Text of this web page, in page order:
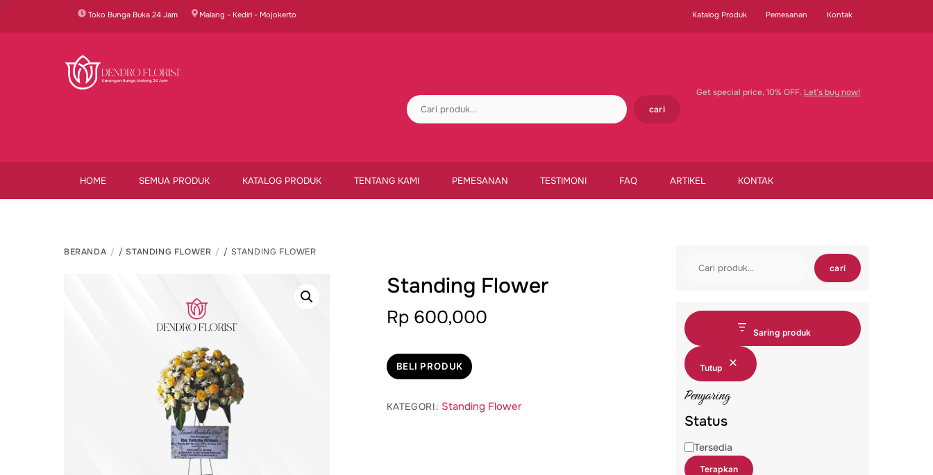
Toko Bunga Buka 24 Jam Malang - Kediri - Mojokerto Katalog Produk Pemesanan Kontak
HOME SEMUA PRODUK KATALOG PRODUK TENTANG KAMI PEMESANAN TESTIMONI FAQ ARTIKEL KONTAK
cari
Get special price, 10% OFF. Let’s buy now!
BERANDA / STANDING FLOWER / STANDING FLOWER
Standing Flower
Rp 600,000
BELI PRODUK
KATEGORI: Standing Flower
cari
Saring produk
Tutup
Penyaring
Status
Status
Tersedia
Terapkan